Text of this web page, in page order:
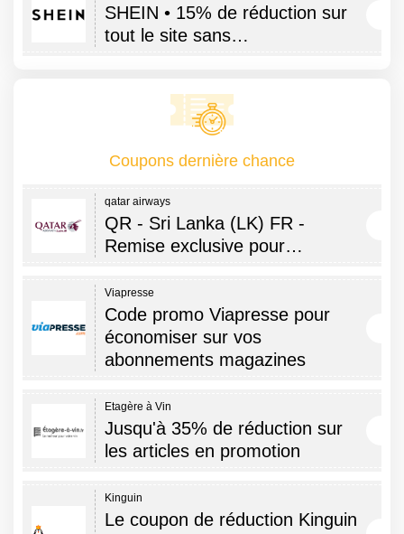
SHEIN • 15% de réduction sur
tout le site sans…
Coupons dernière chance
qatar airways
QR - Sri Lanka (LK) FR -
Remise exclusive pour…
Viapresse
Code promo Viapresse pour
économiser sur vos
abonnements magazines
Etagère à Vin
Jusqu'à 35% de réduction sur
les articles en promotion
Kinguin
Le coupon de réduction Kinguin